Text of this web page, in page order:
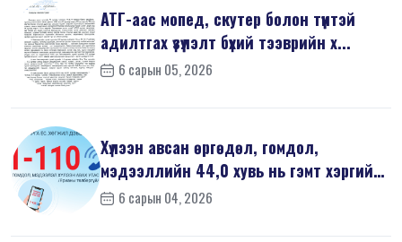
АТГ-аас мопед, скутер болон түүнтэй
адилтгах үзүүлэлт бүхий тээврийн х...
6 сарын 05, 2026
Хүлээн авсан өргөдөл, гомдол,
мэдээллийн 44,0 хувь нь гэмт хэргийн
шин...
6 сарын 04, 2026